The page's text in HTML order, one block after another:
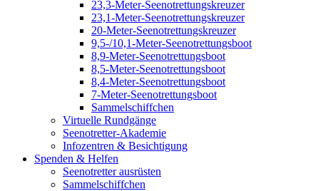
23,3-Meter-Seenotrettungskreuzer
23,1-Meter-Seenotrettungskreuzer
20-Meter-Seenotrettungskreuzer
9,5-/10,1-Meter-Seenotrettungsboot
8,9-Meter-Seenotrettungsboot
8,5-Meter-Seenotrettungsboot
8,4-Meter-Seenotrettungsboot
7-Meter-Seenotrettungsboot
Sammelschiffchen
Virtuelle Rundgänge
Seenotretter-Akademie
Infozentren & Besichtigung
Spenden & Helfen
Seenotretter ausrüsten
Sammelschiffchen